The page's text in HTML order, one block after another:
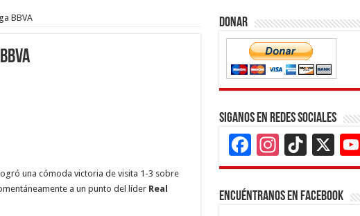
BBVA
logró una cómoda victoria de visita 1-3 sobre
a un punto del líder Real
Donar
Siganos en Redes Sociales
Facebook
X
Encuéntranos en Facebook